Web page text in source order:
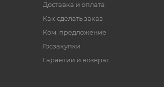
Доставка и оплата
Как сделать заказ
Ком. предложение
Госзакупки
Гарантии и возврат